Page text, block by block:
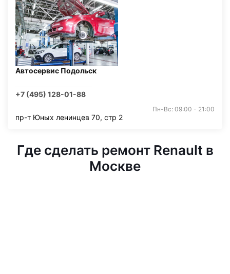
Автосервис Подольск
+7 (495) 128-01-88
Пн-Вс: 09:00 - 21:00
пр-т Юных ленинцев 70, стр 2
Где сделать ремонт Renault в
Москве